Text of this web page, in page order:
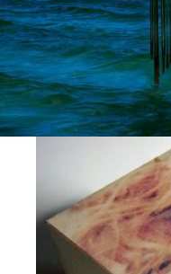
Ajouter à ma collection
Comparer cet objet